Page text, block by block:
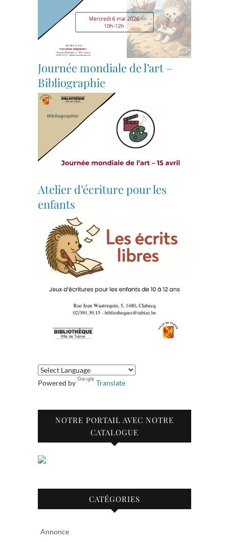
Journée mondiale de l’art –
Bibliographie
Atelier d’écriture pour les
enfants
Powered by Translate
NOTRE PORTAIL AVEC NOTRE
CATALOGUE
CATÉGORIES
Annonce